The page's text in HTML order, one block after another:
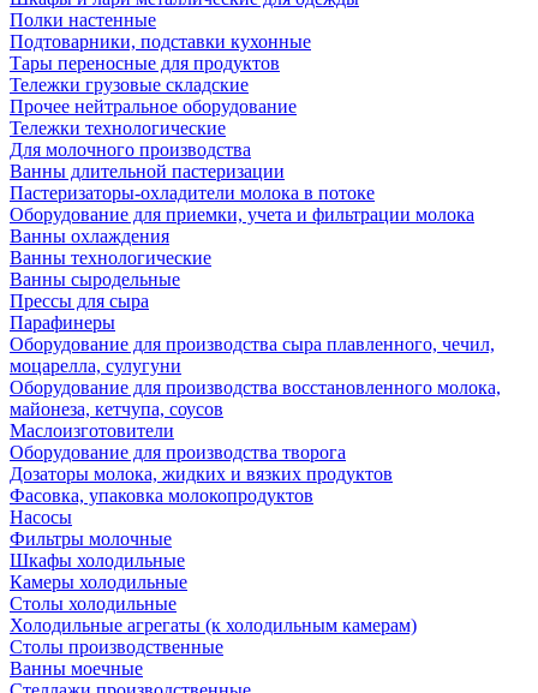
Полки настенные
Подтоварники, подставки кухонные
Тары переносные для продуктов
Тележки грузовые складские
Прочее нейтральное оборудование
Тележки технологические
Для молочного производства
Ванны длительной пастеризации
Пастеризаторы-охладители молока в потоке
Оборудование для приемки, учета и фильтрации молока
Ванны охлаждения
Ванны технологические
Ванны сыродельные
Прессы для сыра
Парафинеры
Оборудование для производства сыра плавленного, чечил,
моцарелла, сулугуни
Оборудование для производства восстановленного молока,
майонеза, кетчупа, соусов
Маслоизготовители
Оборудование для производства творога
Дозаторы молока, жидких и вязких продуктов
Фасовка, упаковка молокопродуктов
Насосы
Фильтры молочные
Шкафы холодильные
Камеры холодильные
Столы холодильные
Холодильные агрегаты (к холодильным камерам)
Столы производственные
Ванны моечные